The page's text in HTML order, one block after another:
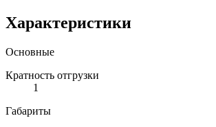
Характеристики
Основные
Кратность отгрузки
1
Габариты